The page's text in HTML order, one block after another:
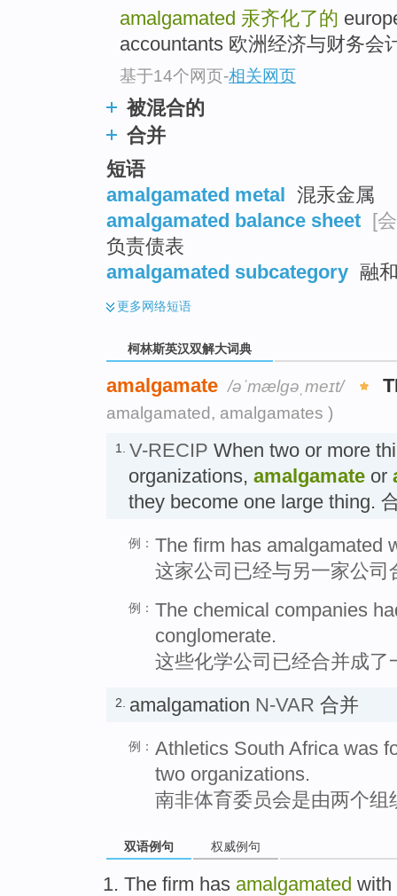
amalgamated 汞齐化了的
accountants 欧洲经济与财务会
基于14个网页-相关网页
被混合的
合并
短语
amalgamated metal
混汞金属
amalgamated balance sheet
[
负责债表
amalgamated subcategory 融
更多网络短语
柯林斯英汉双解大词典
amalgamate /əˈmælɡəˌmeɪt/
amalgamated, amalgamates )
1. V-RECIP When two or more
organizations, amalgamate or
they become one large thing.
例： The firm has amalgamated
这家公司已经与另一家公司
例： The chemical companies
conglomerate.
这些化学公司已经合并成了
2. amalgamation N-VAR 合并
例： Athletics South Africa was
two organizations.
南非体育委员会是由两个组
双语例句 权威例句
The firm has amalgamated with